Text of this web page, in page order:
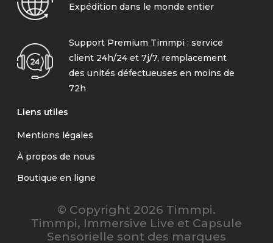
Expédition dans le monde entier
Support Premium Timmpi : service
client 24h/24 et 7j/7, remplacement
des unités défectueuses en moins de
72h
Liens utiles
Mentions légales
À propos de nous
Boutique en ligne
© Copyright 2026 Timmpi.
Timmpi, Immersive Live et Capsule
Sensorielle sont des marques